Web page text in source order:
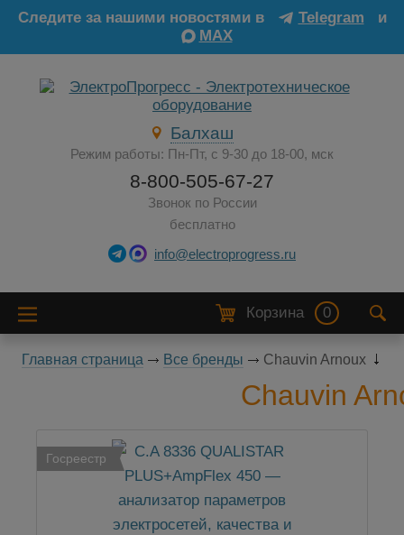
Следите за нашими новостями в Telegram
и
MAX
Балхаш
Режим работы: Пн-Пт, с 9-30 до 18-00, мск
8-800-505-67-27
Звонок по России
бесплатно
info@electroprogress.ru
Корзина 0
Главная страница Все бренды Chauvin Arnoux
Chauvin
Госреестр